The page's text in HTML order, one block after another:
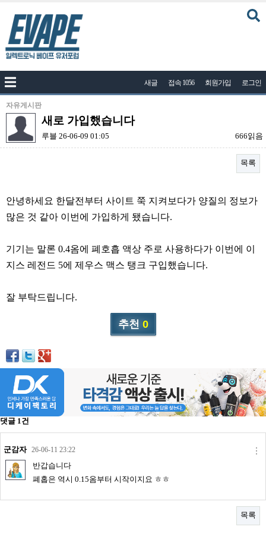
공지사항
나눔이벤트
자유게시판
질문답변
액상
연구실
리뷰게시판
업체게시판
모더게시판
제휴업체
트레이드
판매
구매
새글 접속 1056 회원가입 로그인
자유게시판
새로 가입했습니다
루블 26-06-09 01:05 666읽음
목록
안녕하세요 한달전부터 사이트 쭉 지켜보다가 양질의 정보가
많은 것 같아 이번에 가입하게 됐습니다.
기기는 말론 0.4옴에 폐호흡 액상 주로 사용하다가 이번에 이
지스 레전드 5에 제우스 맥스 탱크 구입했습니다.
잘 부탁드립니다.
추천 0
댓글 1건
군감자 26-06-11 23:22
반갑습니다
폐홉은 역시 0.15옴부터 시작이지요 ㅎㅎ
목록